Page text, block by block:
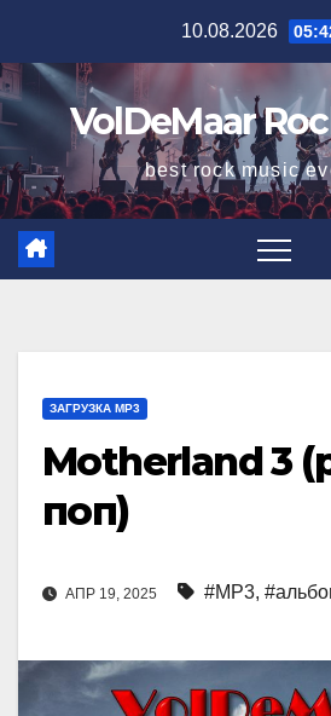
содержимому
10.08.2026
VolDeMaar
best rock music
ЗАГРУЗКА MP3
Motherland 3
поп)
АПР 19, 2025 #MP3,